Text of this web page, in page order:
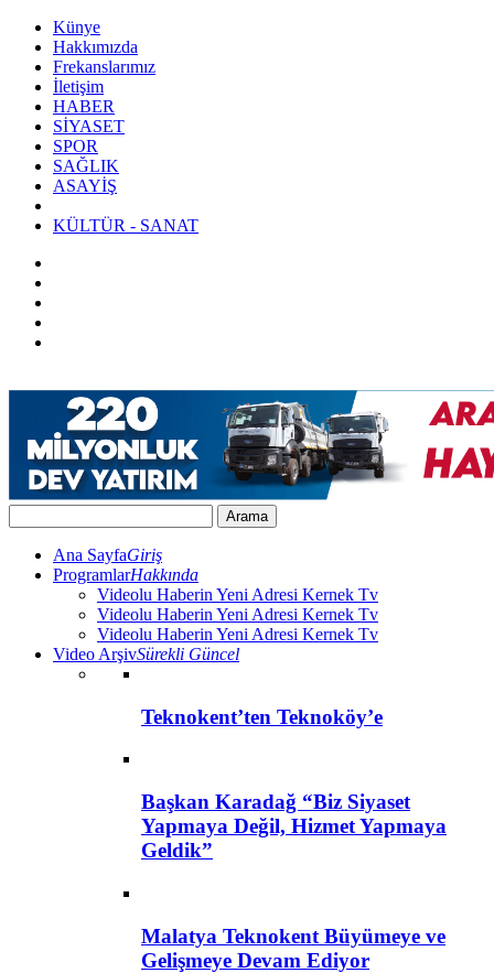
Künye
Hakkımızda
Frekanslarımız
İletişim
HABER
SİYASET
SPOR
SAĞLIK
ASAYİŞ
KÜLTÜR - SANAT
Ana SayfaGiriş
ProgramlarHakkında
Videolu Haberin Yeni Adresi Kernek Tv
Videolu Haberin Yeni Adresi Kernek Tv
Videolu Haberin Yeni Adresi Kernek Tv
Video ArşivSürekli Güncel
Teknokent’ten Teknoköy’e
Başkan Karadağ “Biz Siyaset
Yapmaya Değil, Hizmet Yapmaya
Geldik”
Malatya Teknokent Büyümeye ve
Gelişmeye Devam Ediyor